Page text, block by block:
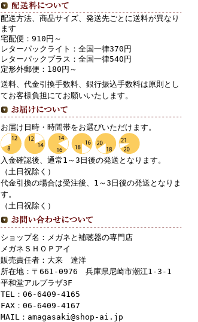
配送方法、商品サイズ、発送先ごとに送料が異なり
ます
宅配便：910円～
レターパックライト：全国一律370円
レターパックプラス：全国一律540円
定形外郵便：180円～
送料、代金引換手数料、銀行振込手数料は原則とし
てお客様負担にてお願いいたします。
お届け日時・時間帯をお選びいただけます。
入金確認後、通常1～3日後の発送となります。
（土日祝除く）
代金引換の場合は受注後、1～3日後の発送となりま
す。
（土日祝除く）
ショップ名：メガネと補聴器の専門店
メガネＳＨＯＰアイ
販売責任者：大来 達洋
所在地：〒661-0976 兵庫県尼崎市潮江1-3-1
平和堂アルプラザ3F
TEL：06-6409-4165
FAX：06-6409-4167
MAIL：amagasaki@shop-ai.jp